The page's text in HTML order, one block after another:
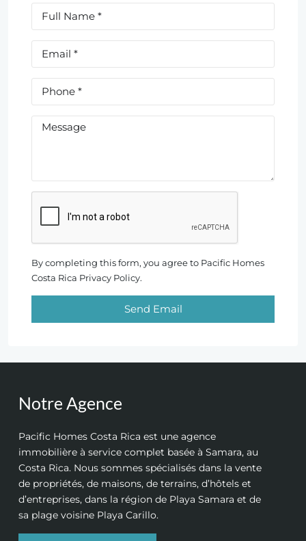
By completing this form, you agree to Pacific Homes
Costa Rica Privacy Policy.
Send Email
Notre Agence
Pacific Homes Costa Rica est une agence
immobilière à service complet basée à Samara, au
Costa Rica. Nous sommes spécialisés dans la vente
de propriétés, de maisons, de terrains, d’hôtels et
d’entreprises, dans la région de Playa Samara et de
sa plage voisine Playa Carillo.